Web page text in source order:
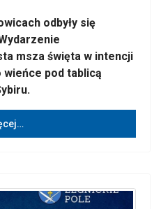
odbyły się
msza święta w intencji
wieńce pod tablicą